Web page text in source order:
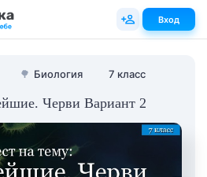
🌳 Биология 7 класс
Черви Вариант 2
Вход